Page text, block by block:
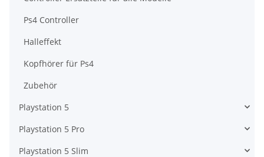
Ps4 Controller
Halleffekt
Kopfhörer für Ps4
Zubehör
Playstation 5
Playstation 5 Pro
Playstation 5 Slim